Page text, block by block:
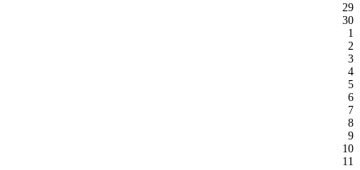
29
30
1
2
3
4
5
6
7
8
9
10
11